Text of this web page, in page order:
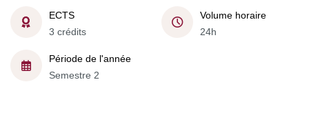
ECTS
3 crédits
Volume horaire
24h
Période de l'année
Semestre 2